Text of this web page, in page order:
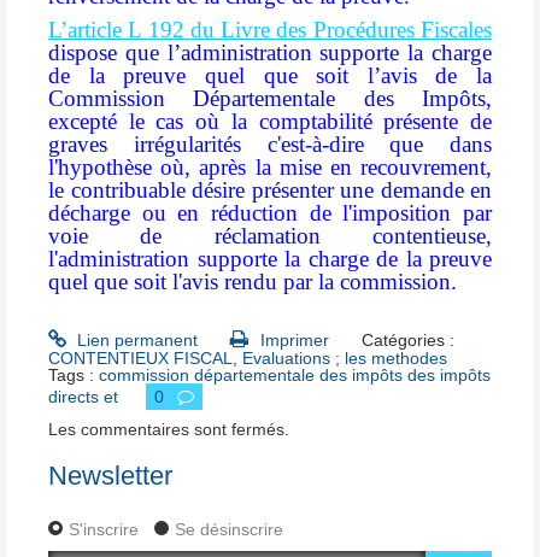
L’article L 192 du Livre des Procédures Fiscales
dispose que l’administration supporte la charge
de la preuve quel que soit l’avis de la
Commission Départementale des Impôts,
excepté le cas où la comptabilité présente de
graves irrégularités c'est-à-dire que dans
l'hypothèse où, après la mise en recouvrement,
le contribuable désire présenter une demande en
décharge ou en réduction de l'imposition par
voie de réclamation contentieuse,
l'administration supporte la charge de la preuve
quel que soit l'avis rendu par la commission.
Lien permanent Imprimer
Catégories :
CONTENTIEUX FISCAL
Evaluations ; les methodes
Tags : commission départementale des impôts des impôts
directs et
0
Les commentaires sont fermés.
Newsletter
S'inscrire Se désinscrire